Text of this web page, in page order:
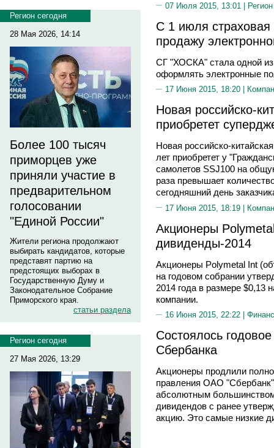
Регион сегодня
28 Мая 2026, 14:14
Более 100 тысяч
приморцев уже
приняли участие в
предварительном
голосовании
"Единой России"
Жители региона продолжают
выбирать кандидатов, которые
представят партию на
предстоящих выборах в
Государственную Думу и
Законодательное Собрание
Приморского края.
статьи раздела
Регион сегодня
27 Мая 2026, 13:29
07 Июля 2015, 13:01 |
С 1 июля
продажу
СГ "ХОСКА" стала одной
оформлять электронные
17 Июня 2015, 18:20 |
Новая российско-
приобретет
Новая российско-
лет приобретет у
самолетов SSJ100 на
раза превышает
сегодняшний день
17 Июня 2015, 18:19 |
Акционеры
дивиденды-2014
Акционеры Polymetal Int
на годовом собрании
2014 года в размере $0,13
компании.
16 Июня 2015, 22:22 |
Состоялось
Сбербанка
Акционеры продлили
правления ОАО
абсолютным
дивидендов с ранее
акцию. Это самые низкие